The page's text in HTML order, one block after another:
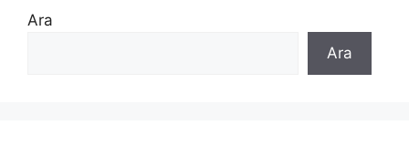
Ara
Ara